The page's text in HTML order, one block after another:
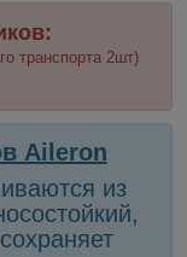
транспорта 2шт)
Aileron
из